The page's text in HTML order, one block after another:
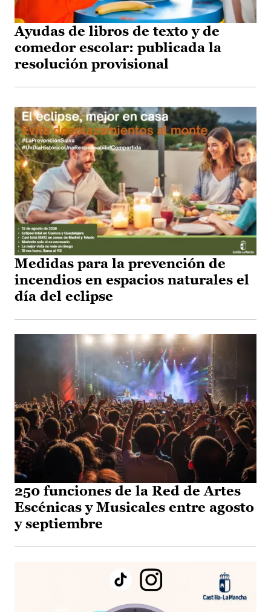
Ayudas de libros de texto y de
comedor escolar: publicada la
resolución provisional
Medidas para la prevención de
incendios en espacios naturales el
día del eclipse
250 funciones de la Red de Artes
Escénicas y Musicales entre agosto
y septiembre